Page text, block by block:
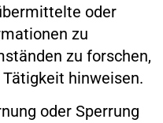
oder
zu
zu forschen,
hinweisen.
oder Sperrung